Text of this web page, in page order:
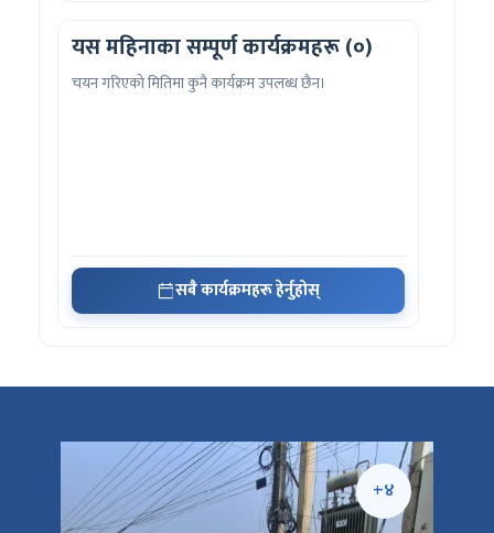
यस महिनाका सम्पूर्ण कार्यक्रमहरू (०)
चयन गरिएको मितिमा कुनै कार्यक्रम उपलब्ध छैन।
सबै कार्यक्रमहरू हेर्नुहोस्
+४